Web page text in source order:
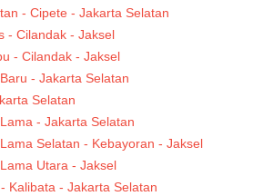
- Cipete - Jakarta Selatan
- Cilandak - Jaksel
- Cilandak - Jaksel
- Jakarta Selatan
Selatan
- Jakarta Selatan
Selatan - Kebayoran - Jaksel
Utara - Jaksel
Kalibata - Jakarta Selatan